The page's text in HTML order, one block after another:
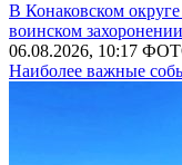
В Конаковском
воинском захоронении
06.08.2026, 10:17
Наиболее важные